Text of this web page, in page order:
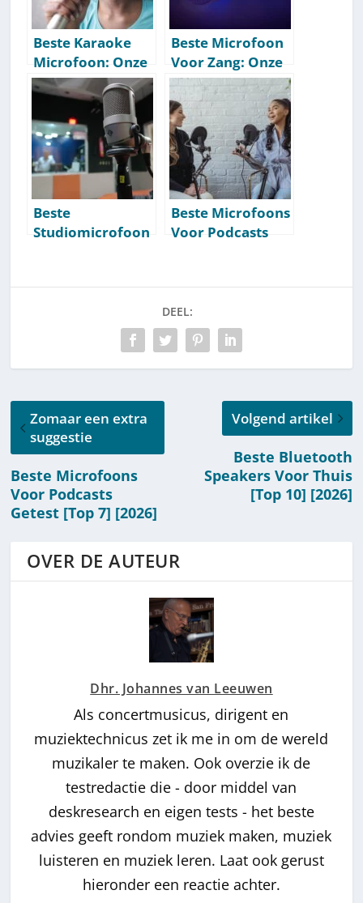
Beste Karaoke
Microfoon: Onze
Aanbevelingen
[Getest] [2026]
Beste Microfoon
Voor Zang: Onze
Aanbevelingen
[Getest] [2026]
Beste
Studiomicrofoon
Beste Microfoons
Voor Podcasts
DEEL:
Zomaar een extra
suggestie
Beste Microfoons
Voor Podcasts
Getest [Top 7] [2026]
Volgend artikel
Beste Bluetooth
Speakers Voor Thuis
[Top 10] [2026]
OVER DE AUTEUR
Dhr. Johannes van Leeuwen
Als concertmusicus, dirigent en
muziektechnicus zet ik me in om de wereld
muzikaler te maken. Ook overzie ik de
testredactie die - door middel van
deskresearch en eigen tests - het beste
advies geeft rondom muziek maken, muziek
luisteren en muziek leren. Laat ook gerust
hieronder een reactie achter.